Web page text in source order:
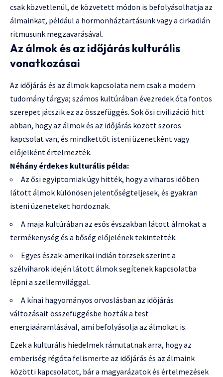
csak közvetlenül, de közvetett módon is befolyásolhatja az
álmainkat, például a hormonháztartásunk vagy a cirkadián
ritmusunk megzavarásával.
Az álmok és az időjárás kulturális
vonatkozásai
Az időjárás és az álmok kapcsolata nem csak a modern
tudomány tárgya; számos kultúrában évezredek óta fontos
szerepet játszik ez az összefüggés. Sok ősi civilizáció hitt
abban, hogy az álmok és az időjárás között szoros
kapcsolat van, és mindkettőt isteni üzenetként vagy
előjelként értelmezték.
Néhány érdekes kulturális példa:
Az ősi egyiptomiak úgy hitték, hogy a viharos időben
látott álmok különösen jelentőségteljesek, és gyakran
isteni üzeneteket hordoznak.
A maja kultúrában az esős évszakban látott álmokat a
termékenység és a bőség előjelének tekintették.
Egyes észak-amerikai indián törzsek szerint a
szélviharok idején látott álmok segítenek kapcsolatba
lépni a szellemvilággal.
A kínai hagyományos orvoslásban az időjárás
változásait összefüggésbe hozták a test
energiaáramlásával, ami befolyásolja az álmokat is.
Ezek a kulturális hiedelmek rámutatnak arra, hogy az
emberiség régóta felismerte az időjárás és az álmaink
közötti kapcsolatot, bár a magyarázatok és értelmezések